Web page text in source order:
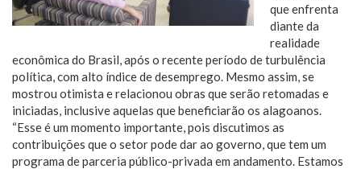
que enfrenta
diante da
realidade
econômica do Brasil, após o recente período de turbulência
política, com alto índice de desemprego. Mesmo assim, se
mostrou otimista e relacionou obras que serão retomadas e
iniciadas, inclusive aquelas que beneficiarão os alagoanos.
“Esse é um momento importante, pois discutimos as
contribuições que o setor pode dar ao governo, que tem um
programa de parceria público-privada em andamento. Estamos